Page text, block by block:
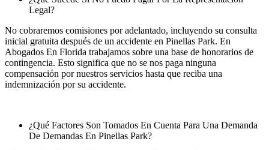
Legal?
No cobraremos comisiones por adelantado, incluyendo su consulta
inicial gratuita después de un accidente en Pinellas Park. En
Abogados En Florida trabajamos sobre una base de honorarios de
contingencia. Esto significa que no se nos paga ninguna
compensación por nuestros servicios hasta que reciba una
indemnización por su accidente.
¿Qué Factores Son Tomados En Cuenta Para Una Demanda
De Demandas En Pinellas Park?